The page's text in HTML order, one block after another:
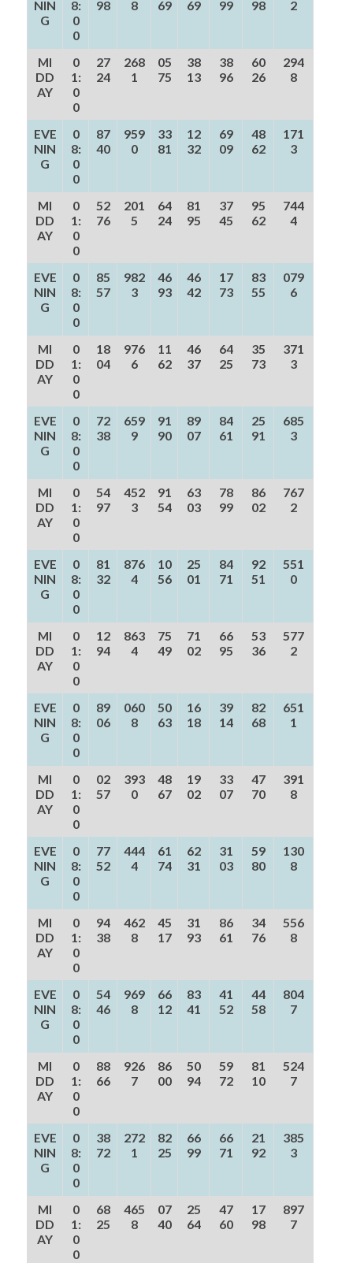
NIN
G
8:
0
0
98 8 69 69 99 98 2
MI
DD
AY
0
1:
0
0
27
24
268
1
05
75
38
13
38
96
60
26
294
8
EVE
NIN
G
0
8:
0
0
87
40
959
0
33
81
12
32
69
09
48
62
171
3
MI
DD
AY
0
1:
0
0
52
76
201
5
64
24
81
95
37
45
95
62
744
4
EVE
NIN
G
0
8:
0
0
85
57
982
3
46
93
46
42
17
73
83
55
079
6
MI
DD
AY
0
1:
0
0
18
04
976
6
11
62
46
37
64
25
35
73
371
3
EVE
NIN
G
0
8:
0
0
72
38
659
9
91
90
89
07
84
61
25
91
685
3
MI
DD
AY
0
1:
0
0
54
97
452
3
91
54
63
03
78
99
86
02
767
2
EVE
NIN
G
0
8:
0
0
81
32
876
4
10
56
25
01
84
71
92
51
551
0
MI
DD
AY
0
1:
0
0
12
94
863
4
75
49
71
02
66
95
53
36
577
2
EVE
NIN
G
0
8:
0
0
89
06
060
8
50
63
16
18
39
14
82
68
651
1
MI
DD
AY
0
1:
0
0
02
57
393
0
48
67
19
02
33
07
47
70
391
8
EVE
NIN
G
0
8:
0
0
77
52
444
4
61
74
62
31
31
03
59
80
130
8
MI
DD
AY
0
1:
0
0
94
38
462
8
45
17
31
93
86
61
34
76
556
8
EVE
NIN
G
0
8:
0
0
54
46
969
8
66
12
83
41
41
52
44
58
804
7
MI
DD
AY
0
1:
0
0
88
66
926
7
86
00
50
94
59
72
81
10
524
7
EVE
NIN
G
0
8:
0
0
38
72
272
1
82
25
66
99
66
71
21
92
385
3
MI
DD
AY
0
1:
0
0
68
25
465
8
07
40
25
64
47
60
17
98
897
7